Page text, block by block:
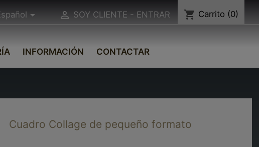
  SOY CLIENTE - ENTRAR shopping_cart Carrito (0)
INFORMACIÓN CONTACTAR
Cuadro Collage de pequeño formato